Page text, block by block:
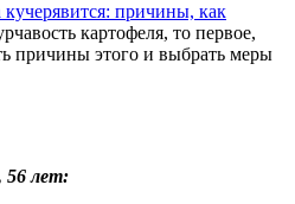
причины, как
картофеля, то первое,
причины этого и выбрать меры
56 лет: